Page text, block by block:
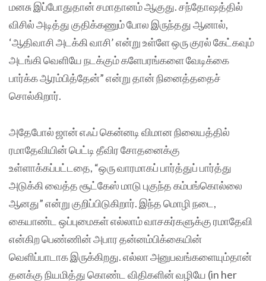
மனசு இப்போதுதான் சமாதானம் ஆகுது. சந்தோஷத்தில்
விசில் அடித்து குதிக்கணும் போல இருந்தது ஆனால்,
‘ஆதிவாசி அடக்கி வாசி’ என்று உள்ளே ஒரு குரல் கேட்கவும்
அடங்கி வெளியே நடக்கும் களேபரங்களை வேடிக்கை
பார்க்க ஆரம்பித்தேன்” என்று தான் நினைத்ததைச்
சொல்கிறார்.
அதேபோல் ஜான் எஃப் கென்னடி விமான நிலையத்தில்
ரமாதேவியின் பெட்டி தீவிர சோதனைக்கு
உள்ளாக்கப்பட்டதை, “ஒரு வாரமாகப் பார்த்துப் பார்த்து
அடுக்கி வைத்த சூட்கேஸ் மாடு புகுந்த கம்பங்கொல்லை
ஆனது” என்று குறிப்பிடுகிறார். இந்த மொழி நடை,
கையாண்ட ஒப்புமைகள் எல்லாம் வாசகர்களுக்கு ரமாதேவி
என்கிற பெண்ணின் அபார தன்னம்பிக்கையின்
வெளிப்பாடாக இருக்கிறது. எல்லா அனுபவங்களையும்தான்
தனக்கு நியமித்து கொண்ட விதிகளின் வழியே (in her